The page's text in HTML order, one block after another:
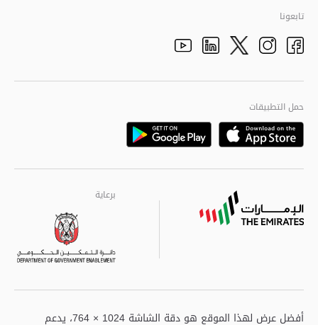
تاريخ شرطة أبوظبي
adpolice centers locations
الهيكل التنظيمي
الجودة العالمية
مراكز خدمة أبوظبى
تابعونا
Facebook
Instagram
Twitter
Linkedin
Youtube
حمل التطبيقات
Google
Playstore
برعاية
برعاية
أفضل عرض لهذا الموقع هو دقة الشاشة 1024 × 764، يدعم